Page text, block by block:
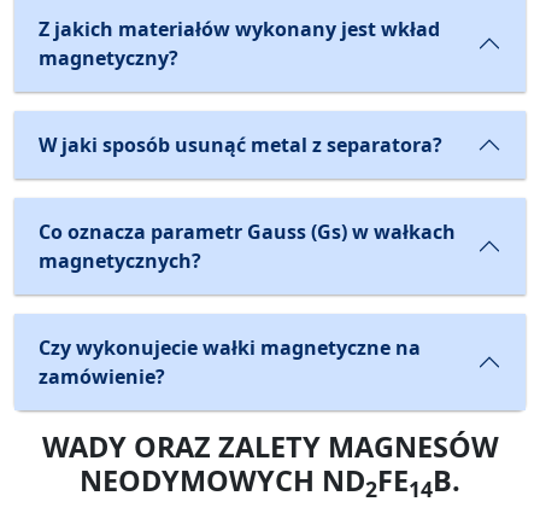
Z jakich materiałów wykonany jest wkład
magnetyczny?
W jaki sposób usunąć metal z separatora?
Co oznacza parametr Gauss (Gs) w wałkach
magnetycznych?
Czy wykonujecie wałki magnetyczne na
zamówienie?
WADY ORAZ ZALETY MAGNESÓW
NEODYMOWYCH ND2FE14B.